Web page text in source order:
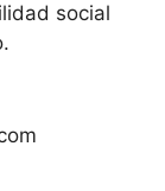
social